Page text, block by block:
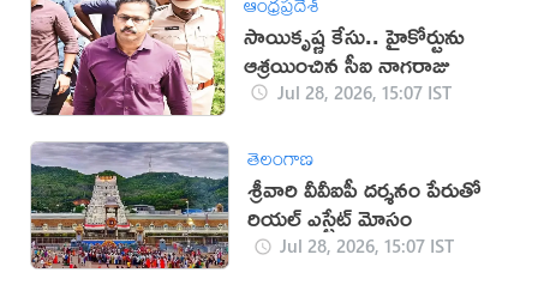
సాయికృష్ణ కేసు.. హైకోర్టును
ఆశ్రయించిన సీఐ నాగరాజు
Jul 28, 2026, 15:07 IST
తెలంగాణ
శ్రీవారి వీవీఐపీ దర్శనం పేరుతో
రియల్ ఎస్టేట్ మోసం
Jul 28, 2026, 15:07 IST